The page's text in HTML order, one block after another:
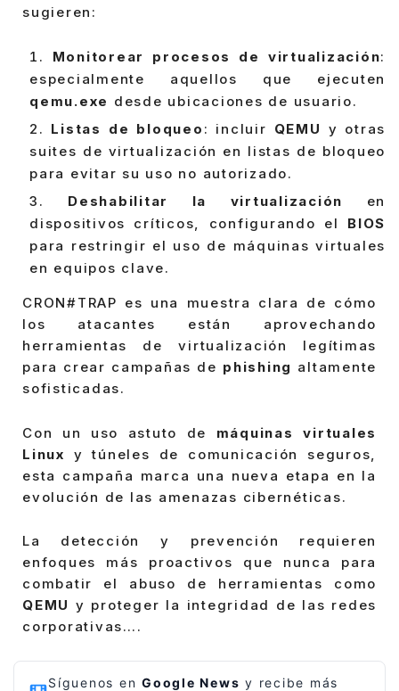
sugieren:
Monitorear procesos de virtualización:
especialmente aquellos que ejecuten
qemu.exe desde ubicaciones de usuario.
Listas de bloqueo : incluir QEMU y otras
suites de virtualización en listas de bloqueo
para evitar su uso no autorizado.
Deshabilitar la virtualización
en
dispositivos críticos, configurando el BIOS
para restringir el uso de máquinas virtuales
en equipos clave.
CRON#TRAP es una muestra clara de cómo
los atacantes están aprovechando
herramientas de virtualización legítimas
para crear campañas de phishing altamente
sofisticadas.
Con un uso astuto de máquinas virtuales
Linux y túneles de comunicación seguros,
esta campaña marca una nueva etapa en la
evolución de las amenazas cibernéticas.
La detección y prevención requieren
enfoques más proactivos que nunca para
combatir el abuso de herramientas como
QEMU y proteger la integridad de las redes
corporativas….
Síguenos en Google News y recibe más